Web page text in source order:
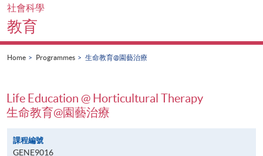
社會科學
教育
Home Programmes 生命教育@園藝治療
Life Education @ Horticultural Therapy
生命教育@園藝治療
課程編號
GENE9016